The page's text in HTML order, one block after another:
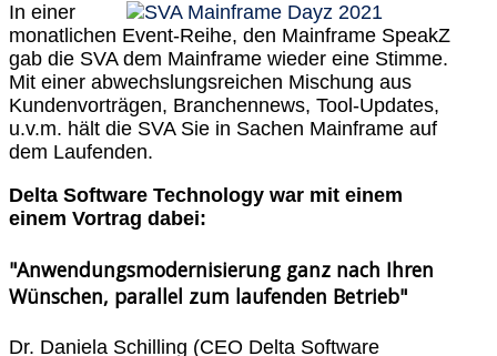
In einer
monatlichen Event-Reihe, den Mainframe SpeakZ
gab die SVA dem Mainframe wieder eine Stimme.
Mit einer abwechslungsreichen Mischung aus
Kundenvorträgen, Branchennews, Tool-Updates,
u.v.m. hält die SVA Sie in Sachen Mainframe auf
dem Laufenden.
Delta Software Technology war mit einem
einem Vortrag dabei:
"Anwendungsmodernisierung ganz nach Ihren
Wünschen, parallel zum laufenden Betrieb"
Dr. Daniela Schilling (CEO Delta Software